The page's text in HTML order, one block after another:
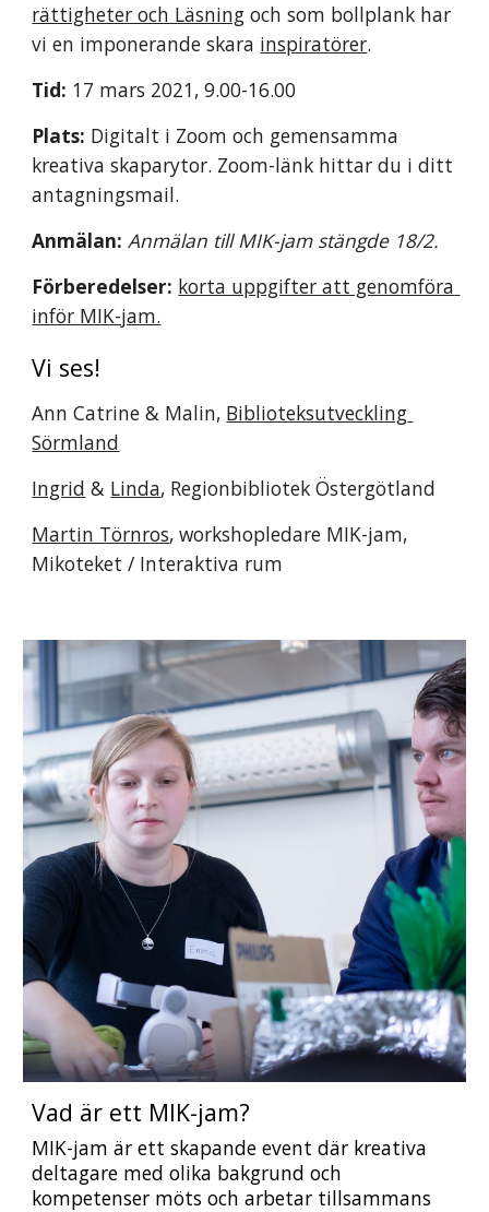
rättigheter och Läsning och som bollplank har
vi en imponerande skara inspiratörer.
Tid: 17 mars 2021, 9.00-16.00
Plats: Digitalt i Zoom och gemensamma
kreativa skaparytor. Zoom-länk hittar du i ditt
antagningsmail.
Anmälan: Anmälan till MIK-jam stängde 18/2.
Förberedelser: korta uppgifter att genomföra
inför MIK-jam.
Vi ses!
Ann Catrine & Malin, Biblioteksutveckling
Sörmland
Ingrid & Linda, Regionbibliotek Östergötland
Martin Törnros, workshopledare MIK-jam,
Mikoteket / Interaktiva rum
Vad är ett MIK-jam?
MIK-jam är ett skapande event där kreativa
deltagare med olika bakgrund och
kompetenser möts och arbetar tillsammans